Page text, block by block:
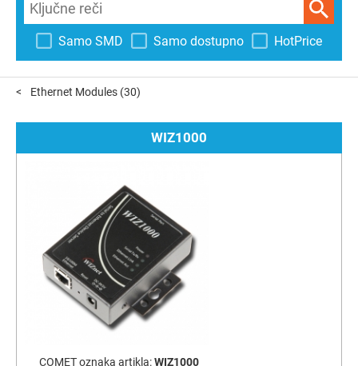
Samo SMD Samo dostupno HotPrice
Ethernet Modules (30)
WIZ1000
COMET oznaka artikla:WIZ1000